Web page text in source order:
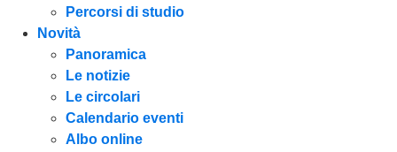
Percorsi di studio
Novità
Panoramica
Le notizie
Le circolari
Calendario eventi
Albo online